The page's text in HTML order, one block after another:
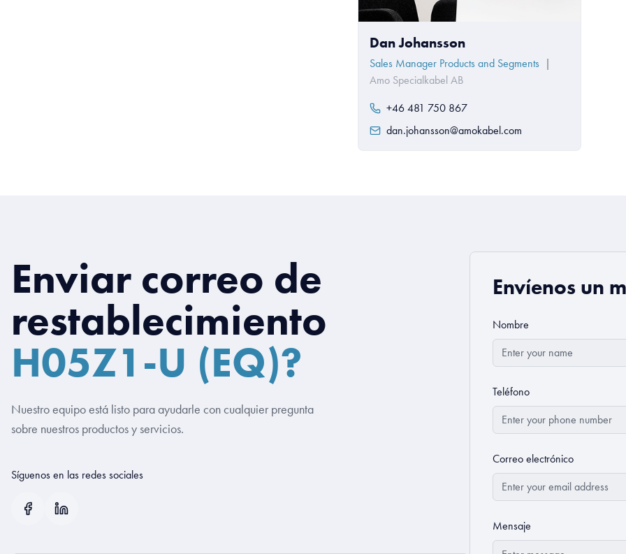
Dan Johansson
Sales Manager Products and Segments
|
Amo Specialkabel AB
+46 481 750 867
dan.johansson@amokabel.com
Enviar correo de
restablecimiento
H05Z1-U (EQ)?
Nuestro equipo está listo para ayudarle con cualquier pregunta
sobre nuestros productos y servicios.
Síguenos en las redes sociales
Envíenos un
Nombre
Teléfono
Correo electrónico
Mensaje